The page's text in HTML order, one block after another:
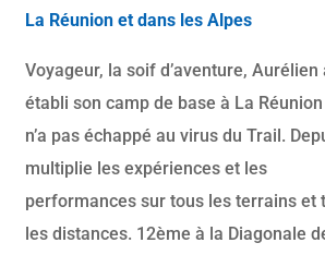
La Réunion et dans les Alpes
Voyageur, la soif d’aventure, Aurélien
établi son camp de base à La Réunion
n’a pas échappé au virus du Trail.
multiplie les expériences et les
performances sur tous les terrains et
les distances. 12ème à la Diagonale